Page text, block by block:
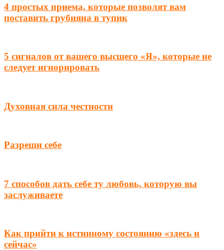
4 простых приема, которые позволят вам
поставить грубияна в тупик
5 сигналов от вашего высшего «Я», которые не
следует игнорировать
Духовная сила честности
Разреши себе
7 способов дать себе ту любовь, которую вы
заслуживаете
Как прийти к истинному состоянию «здесь и
сейчас»